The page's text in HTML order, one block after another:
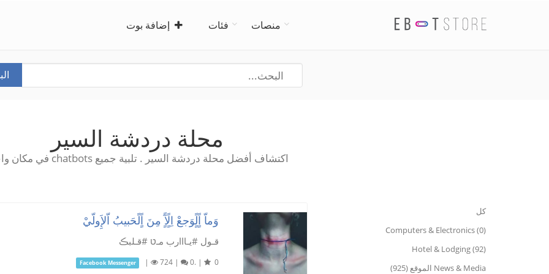
منصات فئات إضافة بوت
محلة دردشة السير
اكتشاف أفضل محلة دردشة السير . تلبية جميع chatbots في مكان واحد!
كل
Computers & Electronics (0)
Hotel & Lodging (92)
News & Media الموقع (925)
وَماّ اًٍلًٍوَجعْ اِلًٍآًٍ مِنَ اًٍلًحَبيبُ اّلإَِولّيْ
قـول #يـااارب مـט #قـلبڪ
Facebook Messenger | 724 | 0. | 0